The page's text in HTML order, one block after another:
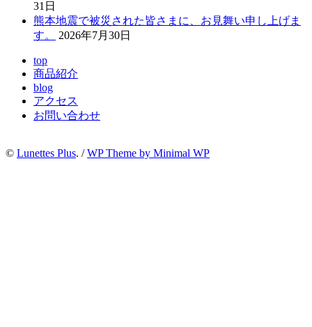
31日
熊本地震で被災された皆さまに、お見舞い申し上げま
す。
2026年7月30日
top
商品紹介
blog
アクセス
お問い合わせ
© Lunettes Plus. /WP Theme by Minimal WP